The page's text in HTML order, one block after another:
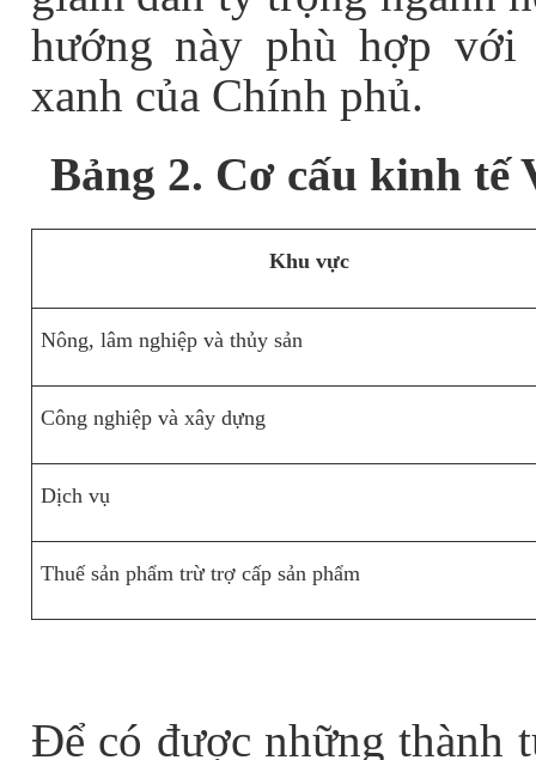
hướng này phù hợp
xanh của Chính phủ.
Bảng 2. Cơ cấu kinh tế
Khu vực
Nông, lâm nghiệp và thủy sản
Công nghiệp và xây dựng
Dịch vụ
Thuế sản phẩm trừ trợ cấp sản phẩm
Để có được những thành